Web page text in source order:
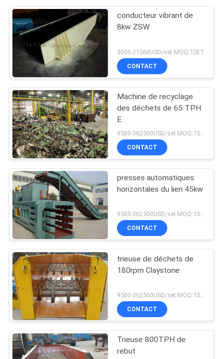
conducteur vibrant de
8kw ZSW
3000-21560USD/set MOQ:1SET
CONTACT
Machine de recyclage
des déchets de 65 TPH
E
CONTACT
presses automatiques
horizontales du lien 45kw
9500-362500USD/set MOQ:1SET
CONTACT
trieuse de déchets de
180rpm Claystone
9500-362500USD/set MOQ:1SET
CONTACT
Trieuse 800TPH de
rebut